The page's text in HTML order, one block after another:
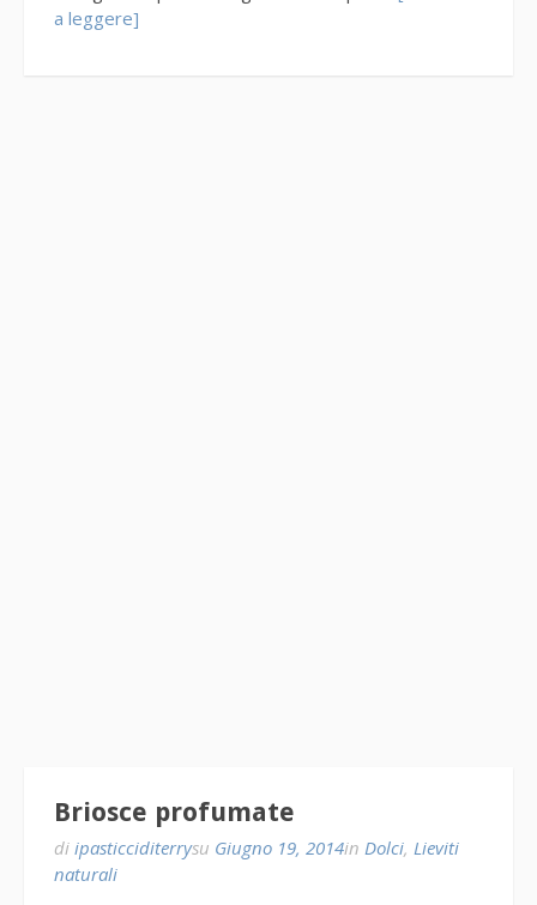
a leggere]
Briosce profumate
di ipasticciditerrysu Giugno 19, 2014in Dolci, Lieviti
naturali